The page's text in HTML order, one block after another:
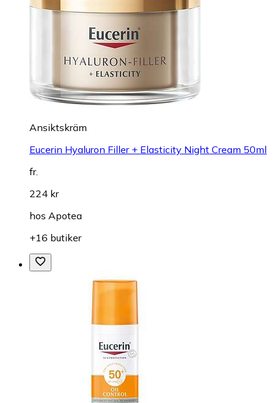
Ansiktskräm
Eucerin Hyaluron Filler + Elasticity Night Cream 50ml
fr.
224 kr
hos Apotea
+16 butiker